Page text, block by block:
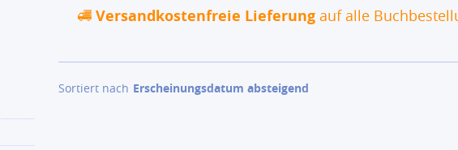
Versandkostenfreie Lieferung auf alle
Sortiert nach Erscheinungsdatum absteigend